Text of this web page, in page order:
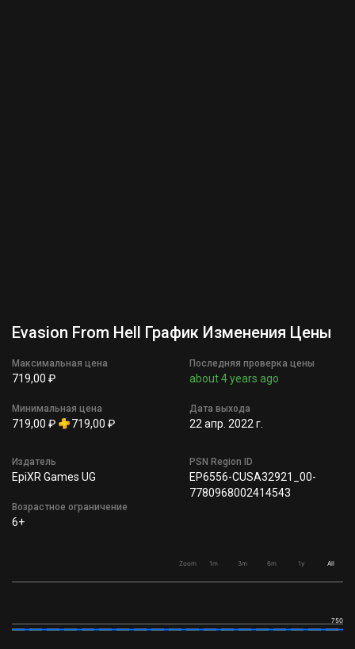
Evasion From Hell График Изменения Цены
Максимальная цена
719,00 ₽
Минимальная цена
719,00 ₽ 719,00 ₽
Последняя проверка цены
about 4 years ago
Дата выхода
22 апр. 2022 г.
Издатель
EpiXR Games UG
Возрастное ограничение
6+
PSN Region ID
EP6556-CUSA32921_00-
7780968002414543
Zoom 1m 3m 6m 1y All
750